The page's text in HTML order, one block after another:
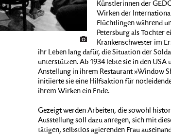
Künstlerinnen der
Wirken der
Flüchtlingen während
Petersburg als Tochter
Krankenschwester im
ihr Leben lang dafür, die Situation der
unterstützen. Ab 1934 lebte sie in den
Anstellung in ihrem Restaurant »Window
initiierte sie eine Hilfsaktion für
ihrem Wirken ein Ende.
Gezeigt werden Arbeiten, die sowohl
Ausstellung soll dazu anregen, sich mit
tätigen, selbstlos agierenden Frau